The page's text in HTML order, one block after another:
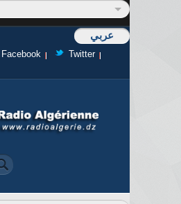
عربي
Facebook
Twitter
de recherche